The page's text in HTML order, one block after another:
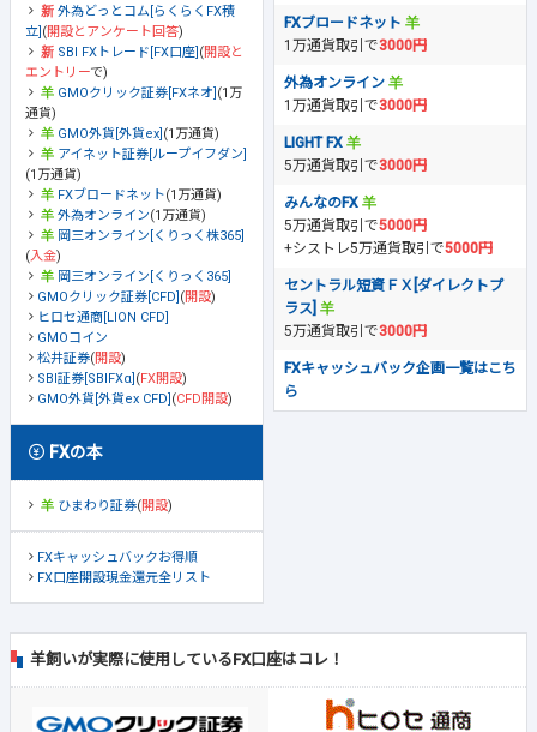
外為どっとコム[らくらくFX積
立] (開設とアンケート回答)
SBI FXトレード[FX口座] (開設と
エントリーで)
GMOクリック証券[FXネオ] (1万
通貨)
GMO外貨[外貨ex] (1万通貨)
アイネット証券[ループイフダン]
(1万通貨)
FXブロードネット(1万通貨)
外為オンライン(1万通貨)
岡三オンライン[くりっく株365]
(入金)
岡三オンライン[くりっく365]
GMOクリック証券[CFD] (開設)
ヒロセ通商[LION CFD]
GMOコイン
松井証券(開設)
SBI証券[SBIFXα] (FX開設)
GMO外貨[外貨ex CFD] (CFD開設)
FXの本
ひまわり証券(開設)
FXキャッシュバックお得順
FX口座開設現金還元全リスト
FXブロードネット
1万通貨取引で3000円
外為オンライン
1万通貨取引で3000円
LIGHT FX
5万通貨取引で3000円
みんなのFX
5万通貨取引で5000円
+シストレ5万通貨取引で5000円
セントラル短資ＦＸ[ダイレクトプ
ラス]
5万通貨取引で3000円
FXキャッシュバック企画一覧はこち
ら
羊飼いが実際に使用しているFX口座はコレ！